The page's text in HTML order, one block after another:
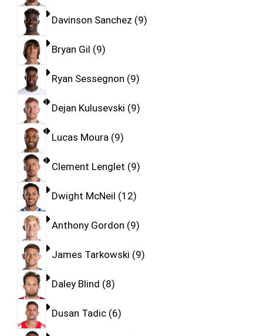
Davinson Sanchez 9
Bryan Gil 9
Ryan Sessegnon 9
Dejan Kulusevski 9
Lucas Moura 9
Clement Lenglet 9
Dwight McNeil 12
Anthony Gordon 9
James Tarkowski 9
Daley Blind 8
Dusan Tadic 6